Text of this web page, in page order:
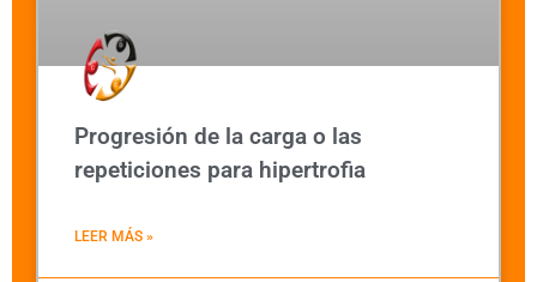
Progresión de la carga o las
repeticiones para hipertrofia
LEER MÁS »